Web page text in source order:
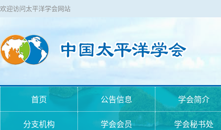
欢迎访问太平洋学会网站
首页 公告信息 学会简介
分支机构 学会会员 学会秘书处